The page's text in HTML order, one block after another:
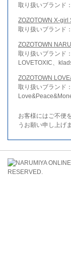
取り扱いブランド
ZOZOTOWN X-girl
取り扱いブランド
ZOZOTOWN
取り扱いブランド
LOVETOXIC、
ZOZOTOWN
取り扱いブランド
お客様にはご不便
うお願い申し上げま